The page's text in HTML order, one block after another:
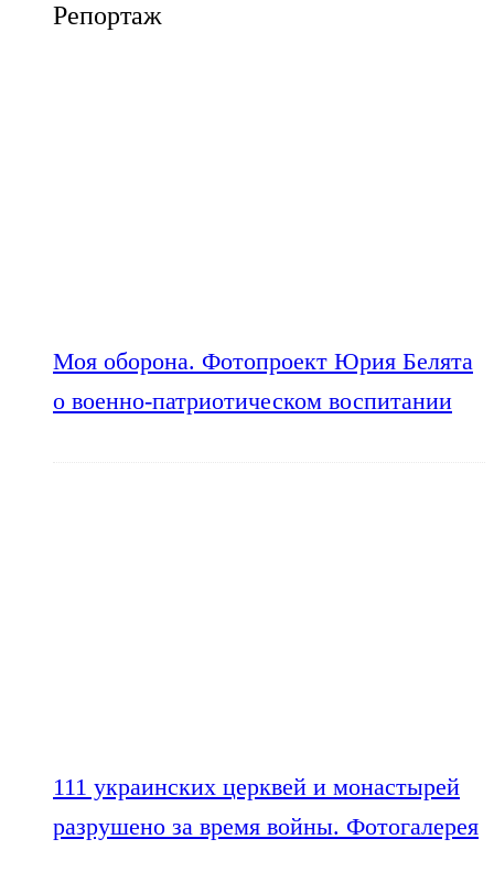
Репортаж
Моя оборона. Фотопроект Юрия Белята
о военно-патриотическом воспитании
111 украинских церквей и монастырей
разрушено за время войны. Фотогалерея